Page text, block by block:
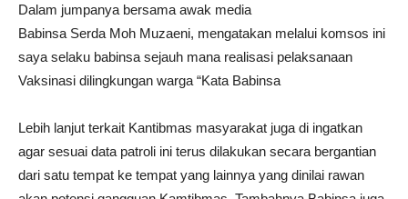
Dalam jumpanya bersama awak media
Babinsa Serda Moh Muzaeni, mengatakan melalui komsos ini
saya selaku babinsa sejauh mana realisasi pelaksanaan
Vaksinasi dilingkungan warga “Kata Babinsa
Lebih lanjut terkait Kantibmas masyarakat juga di ingatkan
agar sesuai data patroli ini terus dilakukan secara bergantian
dari satu tempat ke tempat yang lainnya yang dinilai rawan